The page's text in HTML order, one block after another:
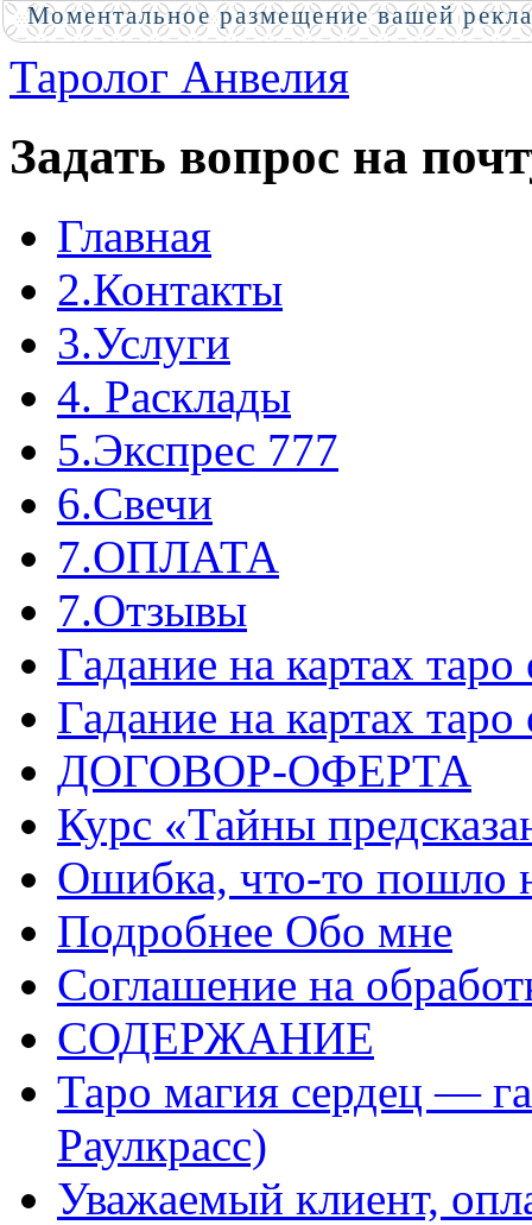
Таролог Анвелия
Задать вопрос на
Главная
2.Контакты
3.Услуги
4. Расклады
5.Экспрес 777
6.Свечи
7.ОПЛАТА
7.Отзывы
Гадание на картах
Гадание на картах
ДОГОВОР-ОФЕРТА
Курс «Тайны
Ошибка, что-то пошло
Подробнее Обо мне
Соглашение на
СОДЕРЖАНИЕ
Таро магия сердец —
Раулкрасс)
Уважаемый клиент,
Моментальное размещение вашей